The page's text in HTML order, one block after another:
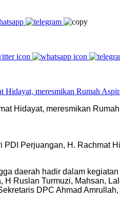
Hidayat, meresmikan
PDI Perjuangan, H. Rachmat
daerah hadir dalam
Ruslan Turmuzi, Mahsan,
DPC Ahmad